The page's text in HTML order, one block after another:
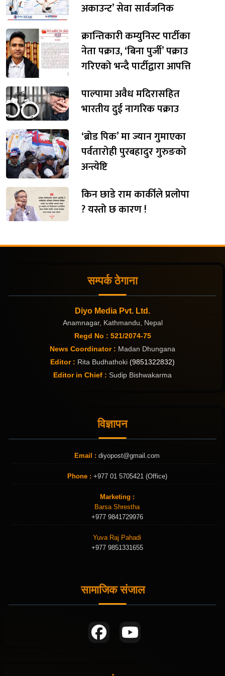
अकाउन्ट’ सेवा सार्वजनिक
क्रान्तिकारी कम्युनिस्ट पार्टीका
नेता पक्राउ, ‘बिना पुर्जी’ पक्राउ
गरिएको भन्दै पार्टीद्वारा आपत्ति
पाल्पामा अवैध मदिरासहित
भारतीय दुई नागरिक पक्राउ
‘ब्रोड पिक’ मा ज्यान गुमाएका
पर्वतारोही पुरबहादुर गुरुङको
अन्त्येष्टि
किन छाडे राम कार्कीले प्रलोपा
? यस्तो छ कारण !
सम्पर्क ठेगाना
Diyo Media Pvt. Ltd.
Anamnagar, Kathmandu, Nepal
Regd No : 521/2074-75
News Coordinator : Madan Dhungana
Editor : Rita Budhathoki (9851322832)
Editor in Chief : Sudip Bishwakarma
विज्ञापन
Email : diyopost@gmail.com
Phone : +977 01 5705421 (Office)
Marketing :
Barsa Shrestha
+977 9841729976
Yuva Raj Pahadi
+977 9851331655
सामाजिक संजाल